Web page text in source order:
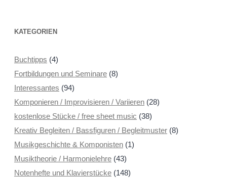
KATEGORIEN
Buchtipps (4)
Fortbildungen und Seminare(8)
Interessantes (94)
Komponieren / Improvisieren / Variieren(28)
kostenlose Stücke / free sheet music (38)
Kreativ Begleiten / Bassfiguren / Begleitmuster(8)
Musikgeschichte & Komponisten(1)
Musiktheorie / Harmonielehre(43)
Notenhefte und Klavierstücke(148)